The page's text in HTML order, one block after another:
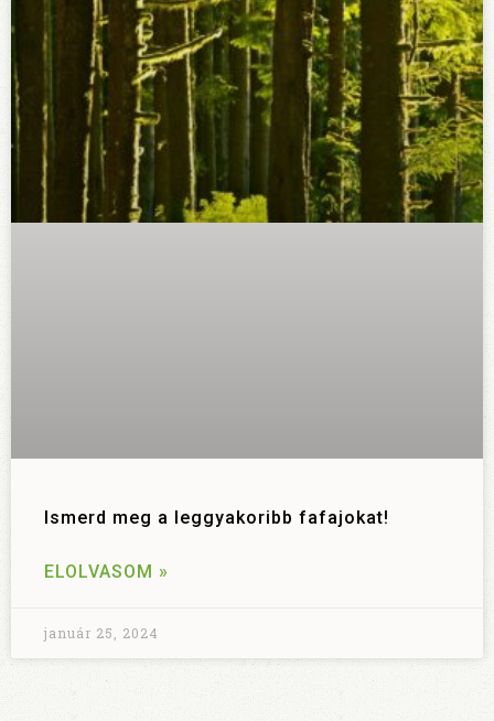
Ismerd meg a leggyakoribb fafajokat!
ELOLVASOM »
január 25, 2024